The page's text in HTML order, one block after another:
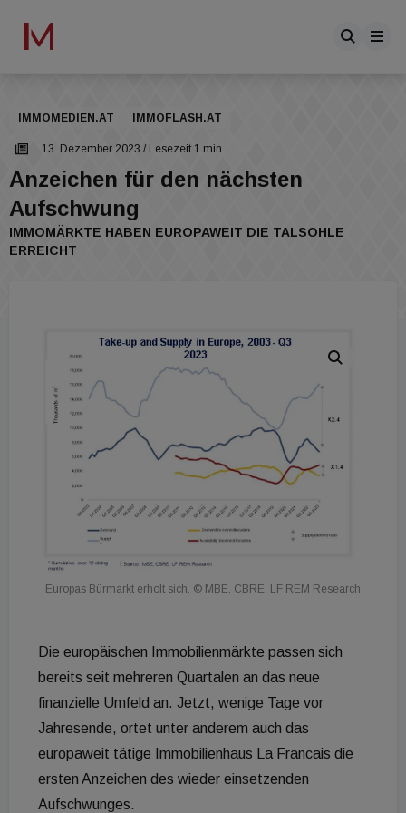
IMMOMEDIEN.AT IMMOFLASH.AT
13. Dezember 2023 / Lesezeit 1 min
Anzeichen für den nächsten
Aufschwung
IMMOMÄRKTE HABEN EUROPAWEIT DIE TALSOHLE
ERREICHT
Europas Bürmarkt erholt sich. © MBE, CBRE, LF REM Research
Die europäischen Immobilienmärkte passen sich
bereits seit mehreren Quartalen an das neue
finanzielle Umfeld an. Jetzt, wenige Tage vor
Jahresende, ortet unter anderem auch das
europaweit tätige Immobilienhaus La Francais die
ersten Anzeichen des wieder einsetzenden
Aufschwunges.